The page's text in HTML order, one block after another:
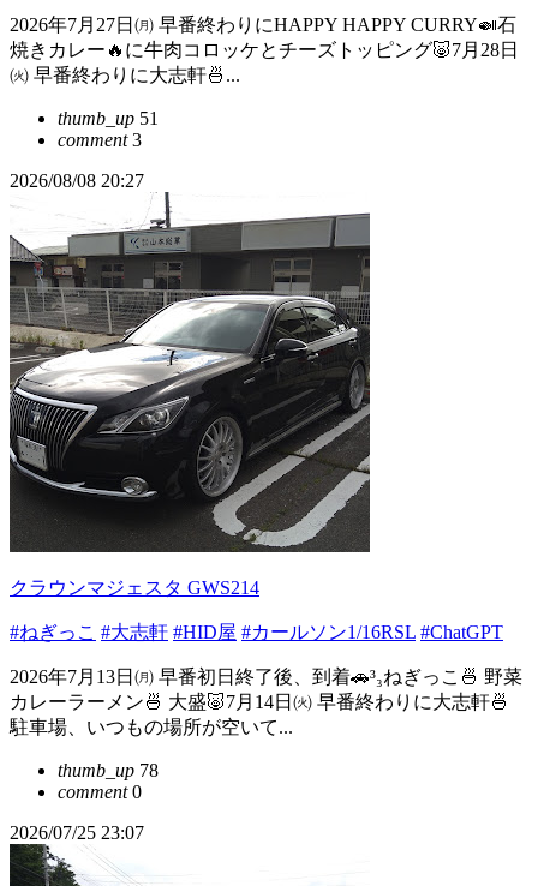
2026年7月27日㈪ 早番終わりにHAPPY HAPPY CURRY🍛石
焼きカレー🔥に牛肉コロッケとチーズトッピング🐷7月28日
㈫ 早番終わりに大志軒🍜...
thumb_up 51
comment3
2026/08/08 20:27
クラウンマジェスタ GWS214
#ねぎっこ #大志軒 #HID屋 #カールソン1/16RSL #ChatGPT
2026年7月13日㈪ 早番初日終了後、到着🚗³₃ねぎっこ🍜 野菜
カレーラーメン🍜 大盛🐷7月14日㈫ 早番終わりに大志軒🍜
駐車場、いつもの場所が空いて...
thumb_up 78
comment0
2026/07/25 23:07